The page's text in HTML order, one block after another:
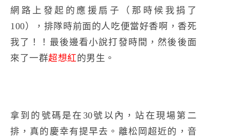
網路上發起的應援扇子（那時候我捐了
100），排隊時前面的人吃便當好香啊，香死
我了！！最後邊看小說打發時間，然後後面
來了一群超想紅的男生。
拿到的號碼是在30號以內，站在現場第二
排，真的慶幸有提早去。離松岡超近的，音